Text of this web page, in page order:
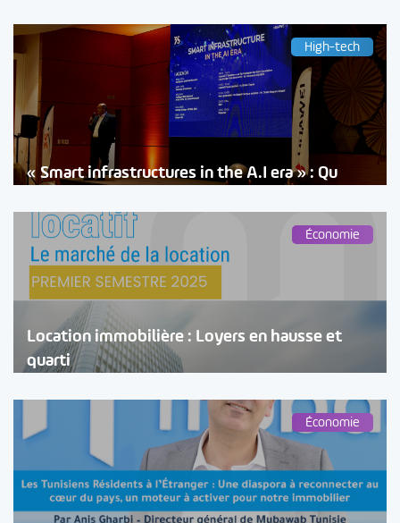
High-tech
« Smart infrastructures in the A.I era » : Qu
Économie
Location immobilière : Loyers en hausse et
quarti
Économie